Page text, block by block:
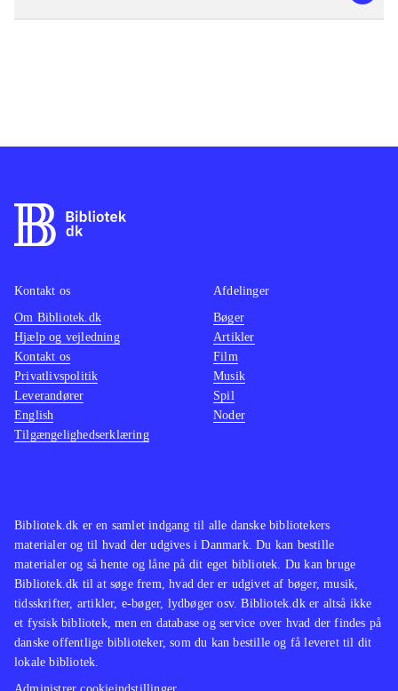
Bibliotek.dk er en samlet indgang til alle danske bibliotekers
materialer og til hvad der udgives i Danmark. Du kan bestille
materialer og så hente og låne på dit eget bibliotek. Du kan bruge
Bibliotek.dk til at søge frem, hvad der er udgivet af bøger, musik,
tidsskrifter, artikler, e-bøger, lydbøger osv. Bibliotek.dk er altså ikke
et fysisk bibliotek, men en database og service over hvad der findes på
danske offentlige biblioteker, som du kan bestille og få leveret til dit
lokale bibliotek.
Kontakt os
Om Bibliotek.dk
Hjælp og vejledning
Kontakt os
Privatlivspolitik
Leverandører
English
Tilgængelighedserklæring
Afdelinger
Bøger
Artikler
Film
Musik
Spil
Noder